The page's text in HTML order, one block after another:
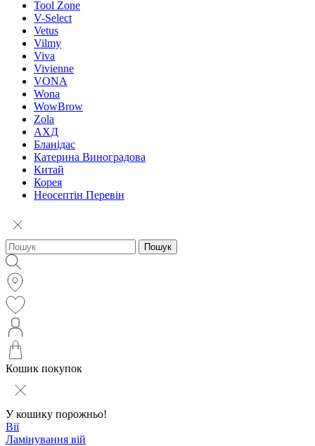
Tool Zone
V-Select
Vetus
Vilmy
Viva
Vivienne
VONA
Wona
WowBrow
Zola
АХД
Бланідас
Катерина Виноградова
Китай
Корея
Неосептін Перевін
Пошук
Кошик покупок
У кошику порожньо!
Вії
Ламінування вій